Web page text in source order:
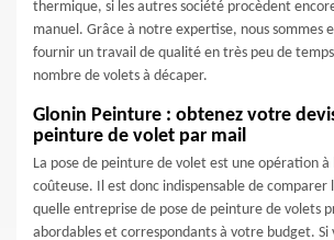
thermique, si les autres société procèdent
manuel. Grâce à notre expertise, nous sommes
fournir un travail de qualité en très peu de
nombre de volets à décaper.
Glonin Peinture : obtenez votre
peinture de volet par mail
La pose de peinture de volet est une opération
coûteuse. Il est donc indispensable de comparer
quelle entreprise de pose de peinture de volets
abordables et correspondants à votre budget. Si